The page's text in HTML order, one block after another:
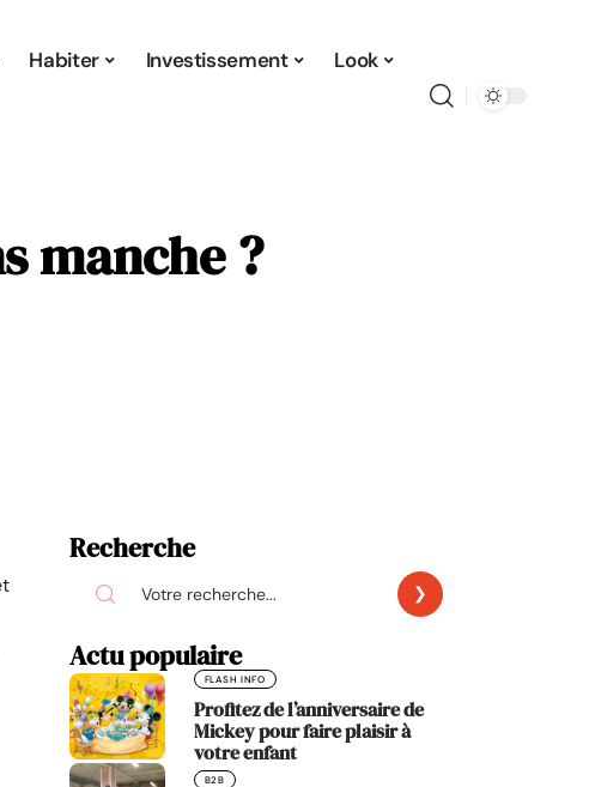
Habiter Investissement Look
manche ?
Recherche
Actu populaire
FLASH INFO
Profitez de l’anniversaire de
Mickey pour faire plaisir à
votre enfant
B2B